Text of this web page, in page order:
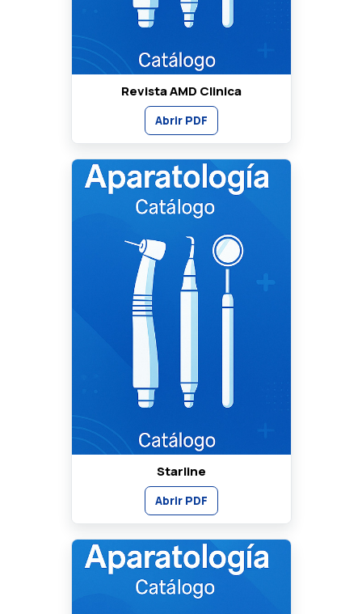
Revista AMD Clinica
Abrir PDF
Starline
Abrir PDF